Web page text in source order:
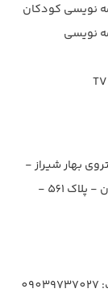
نویسی کودکان
نویسی
بهار شیراز -
روبروی اتاق اصناف - جنب داروخانه ستارگان - پلاک 561 -